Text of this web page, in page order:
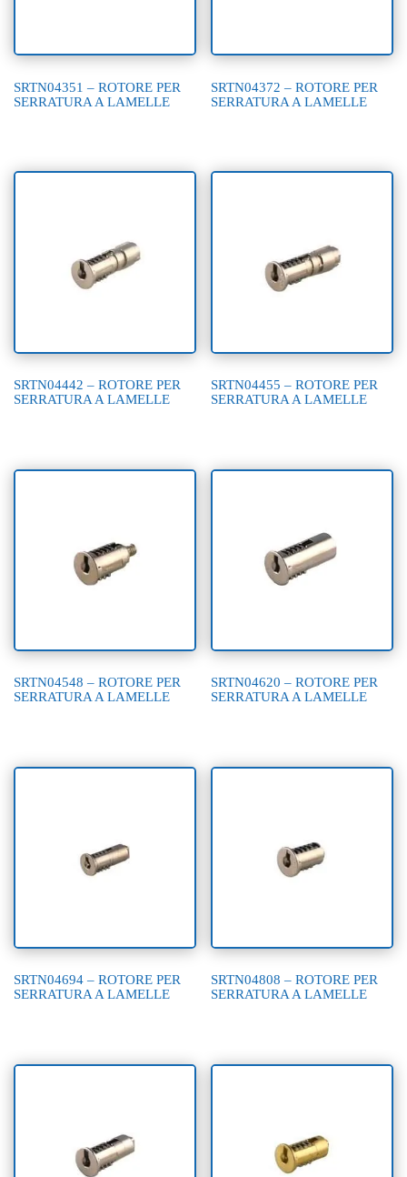
SRTN04351 – ROTORE PER
SERRATURA A LAMELLE
SRTN04372 – ROTORE PER
SERRATURA A LAMELLE
SRTN04442 – ROTORE PER
SERRATURA A LAMELLE
SRTN04455 – ROTORE PER
SERRATURA A LAMELLE
SRTN04548 – ROTORE PER
SERRATURA A LAMELLE
SRTN04620 – ROTORE PER
SERRATURA A LAMELLE
SRTN04694 – ROTORE PER
SERRATURA A LAMELLE
SRTN04808 – ROTORE PER
SERRATURA A LAMELLE